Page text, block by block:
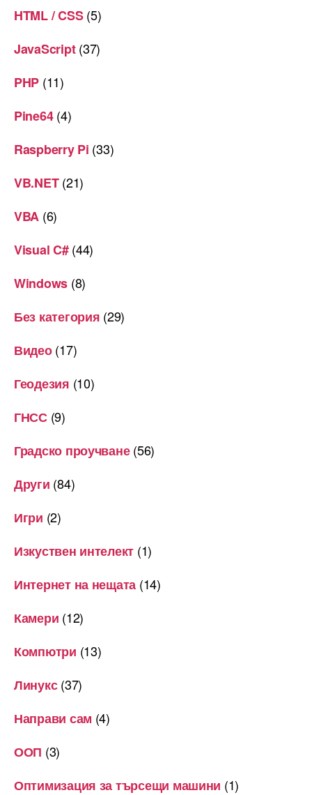
HTML / CSS(5)
JavaScript(37)
PHP (11)
Pine64(4)
Raspberry Pi (33)
VB.NET(21)
VBA (6)
Visual C#(44)
Windows (8)
Без категория (29)
Видео(17)
Геодезия (10)
ГНСС(9)
Градско проучване(56)
Други (84)
Игри (2)
Изкуствен интелект (1)
Интернет на нещата (14)
Камери (12)
Компютри (13)
Линукс(37)
Направи сам (4)
ООП (3)
Оптимизация за търсещи машини (1)